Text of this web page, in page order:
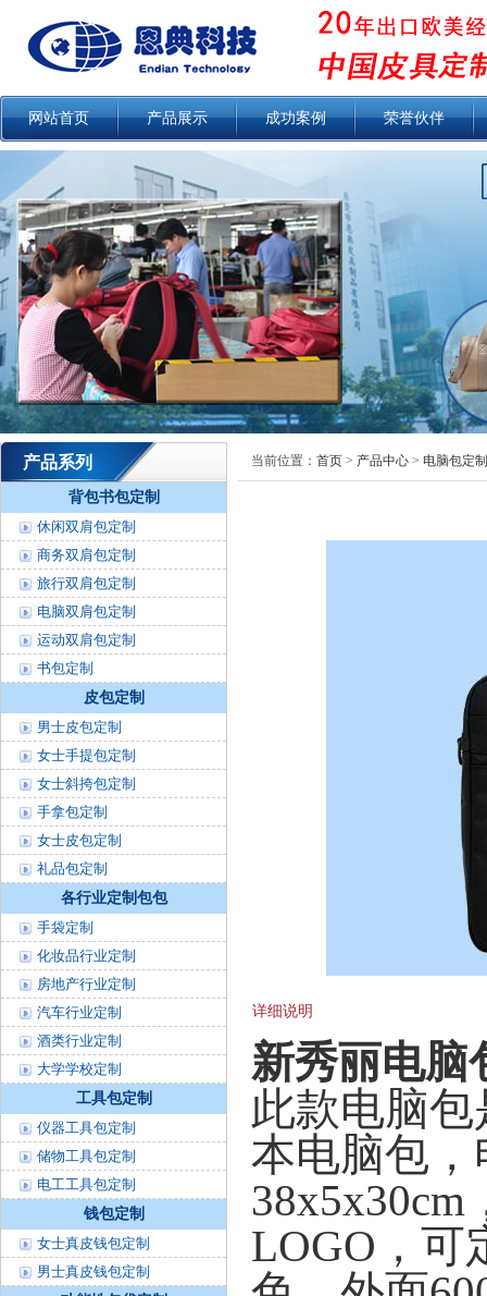
网站首页 产品展示 成功案例 荣誉伙伴
产品系列
背包书包定制
休闲双肩包定制
商务双肩包定制
旅行双肩包定制
电脑双肩包定制
运动双肩包定制
书包定制
皮包定制
男士皮包定制
女士手提包定制
女士斜挎包定制
手拿包定制
女士皮包定制
礼品包定制
各行业定制包包
手袋定制
化妆品行业定制
房地产行业定制
汽车行业定制
酒类行业定制
大学学校定制
工具包定制
仪器工具包定制
储物工具包定制
电工工具包定制
钱包定制
女士真皮钱包定制
男士真皮钱包定制
当前位置： 首页 > 产品中心 > 电脑包定制
详细说明
新秀丽电脑
此款电脑
本电脑包
LOGO，可